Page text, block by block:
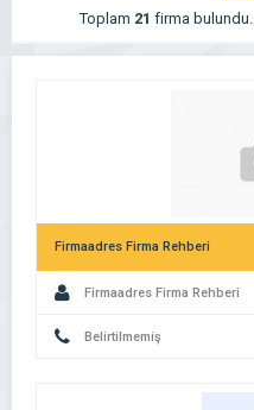
Toplam 21 firma bulundu.
Firmaadres Firma Rehberi
Firmaadres Firma Rehberi
Belirtilmemiş